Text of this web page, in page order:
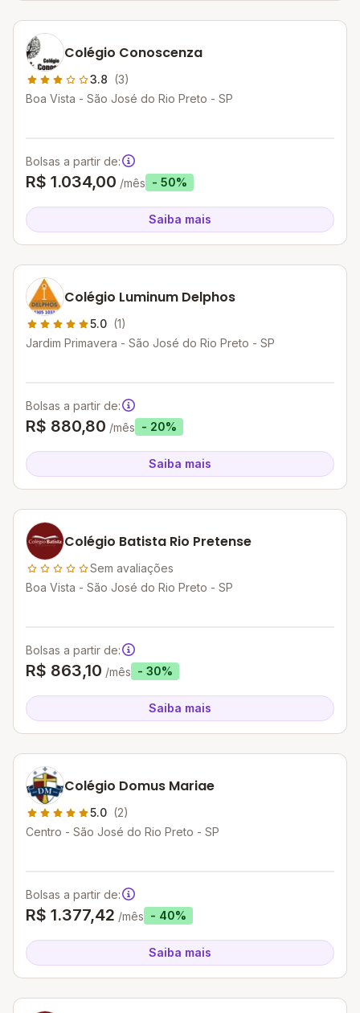
Colégio Conoscenza
3.8 (3)
Boa Vista - São José do Rio Preto - SP
Bolsas a partir de:
R$ 1.034,00 /mês - 50%
Saiba mais
Colégio Luminum Delphos
5.0 (1)
Jardim Primavera - São José do Rio Preto - SP
Bolsas a partir de:
R$ 880,80 /mês - 20%
Saiba mais
Colégio Batista Rio Pretense
Sem avaliações
Boa Vista - São José do Rio Preto - SP
Bolsas a partir de:
R$ 863,10 /mês - 30%
Saiba mais
Colégio Domus Mariae
5.0 (2)
Centro - São José do Rio Preto - SP
Bolsas a partir de:
R$ 1.377,42 /mês - 40%
Saiba mais